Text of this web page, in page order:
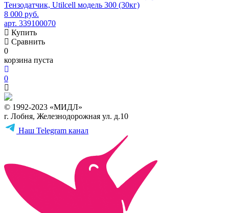
Тензодатчик, Utilcell модель 300 (30кг)
8 000 руб.
арт. 339100070
Купить
Сравнить
0
корзина пуста
0
© 1992-2023 «МИДЛ»
г. Лобня, Железнодорожная ул. д.10
Наш Telegram канал